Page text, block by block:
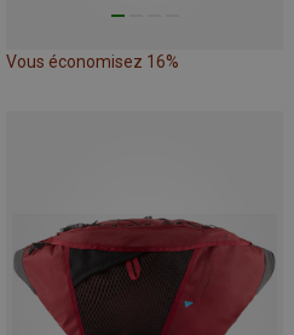
Vous économisez 16%